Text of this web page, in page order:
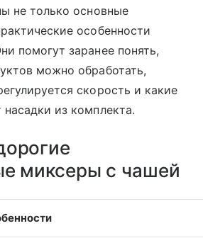
не только основные
особенности
помогут заранее понять,
можно обработать,
скорость и какие
из комплекта.
миксеры с чашей